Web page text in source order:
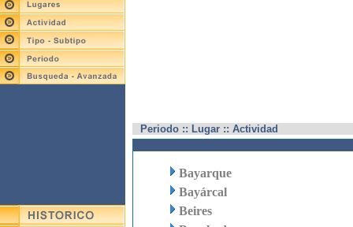
Periodo :: Lugar :: Actividad
Bayarque
Bayárcal
Beires